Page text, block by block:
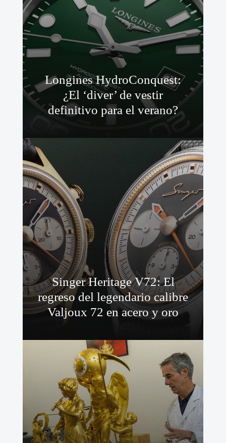
Longines HydroConquest:
¿El ‘diver’ de vestir
definitivo para el verano?
Singer Heritage V72: El
regreso del legendario calibre
Valjoux 72 en acero y oro